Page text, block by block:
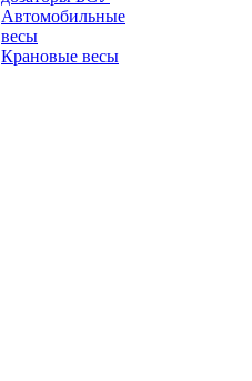
Автомобильные
весы
Крановые весы